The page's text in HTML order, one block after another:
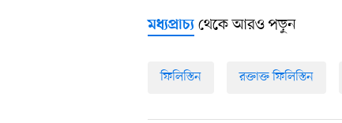
মধ্যপ্রাচ্য থেকে আরও পড়ুন
ফিলিস্তিন রক্তাক্ত ফিলিস্তিন